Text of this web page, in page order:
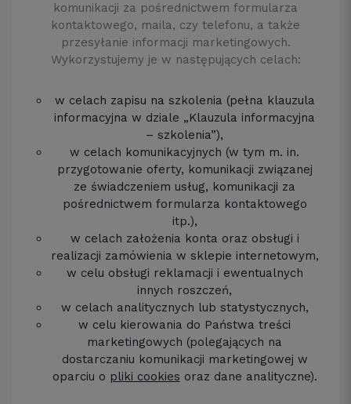
komunikacji za pośrednictwem formularza
kontaktowego, maila, czy telefonu, a także
przesyłanie informacji marketingowych.
Wykorzystujemy je w następujących celach:
w celach zapisu na szkolenia (pełna klauzula
informacyjna w dziale „Klauzula informacyjna
– szkolenia”),
w celach komunikacyjnych (w tym m. in.
przygotowanie oferty, komunikacji związanej
ze świadczeniem usług, komunikacji za
pośrednictwem formularza kontaktowego
itp.),
w celach założenia konta oraz obsługi i
realizacji zamówienia w sklepie internetowym,
w celu obsługi reklamacji i ewentualnych
innych roszczeń,
w celach analitycznych lub statystycznych,
w celu kierowania do Państwa treści
marketingowych (polegających na
dostarczaniu komunikacji marketingowej w
oparciu o pliki cookies oraz dane analityczne).